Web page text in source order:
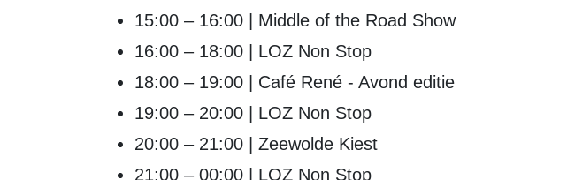
15:00 – 16:00 | Middle of the Road Show
16:00 – 18:00 | LOZ Non Stop
18:00 – 19:00 | Café René - Avond editie
19:00 – 20:00 | LOZ Non Stop
20:00 – 21:00 | Zeewolde Kiest
21:00 – 00:00 | LOZ Non Stop